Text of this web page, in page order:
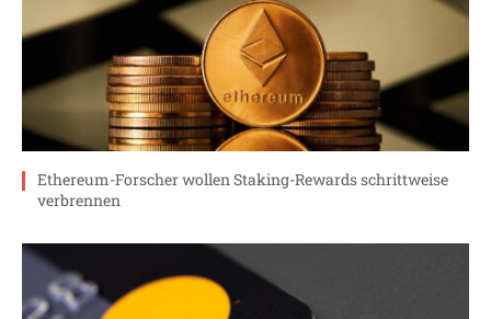
Ethereum-Forscher wollen Staking-Rewards schrittweise
verbrennen